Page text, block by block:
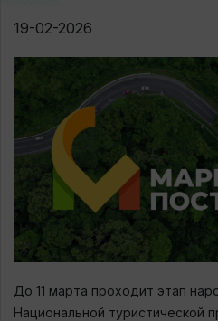
19-02-2026
До 11 марта проходит этап
Национальной туристической